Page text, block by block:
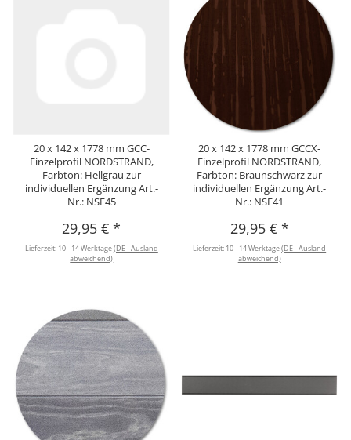
20 x 142 x 1778 mm GCC-
Einzelprofil NORDSTRAND,
Farbton: Hellgrau zur
individuellen Ergänzung Art.-
Nr.: NSE45
29,95 €*
Lieferzeit: 10 - 14 Werktage(DE - Ausland
abweichend)
20 x 142 x 1778 mm GCCX-
Einzelprofil NORDSTRAND,
Farbton: Braunschwarz zur
individuellen Ergänzung Art.-
Nr.: NSE41
29,95 € *
Lieferzeit: 10 - 14 Werktage(DE - Ausland
abweichend)